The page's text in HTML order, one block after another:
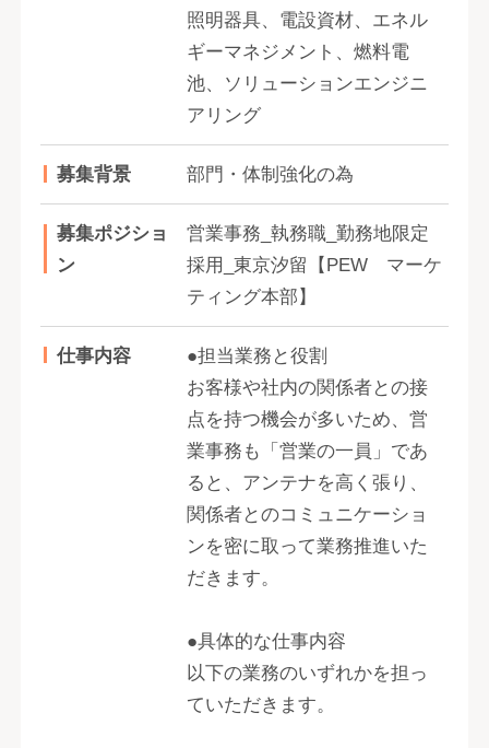
照明器具、電設資材、エネル
ギーマネジメント、燃料電
池、ソリューションエンジニ
アリング
募集背景 部門・体制強化の為
募集ポジショ
ン
営業事務_執務職_勤務地限定
採用_東京汐留【PEW マーケ
ティング本部】
仕事内容
●担当業務と役割
お客様や社内の関係者との接
点を持つ機会が多いため、営
業事務も「営業の一員」であ
ると、アンテナを高く張り、
関係者とのコミュニケーショ
ンを密に取って業務推進いた
だきます。
●具体的な仕事内容
以下の業務のいずれかを担っ
ていただきます。